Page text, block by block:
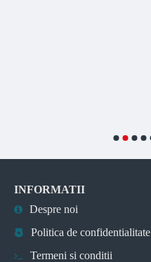
INFORMATII
Despre noi
Politica de confidentialitate
Termeni si conditii